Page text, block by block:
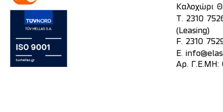
Καλοχώρι
T. 2310
(Leasing)
F. 2310
E.
Αρ. Γ.Ε.ΜΗ: